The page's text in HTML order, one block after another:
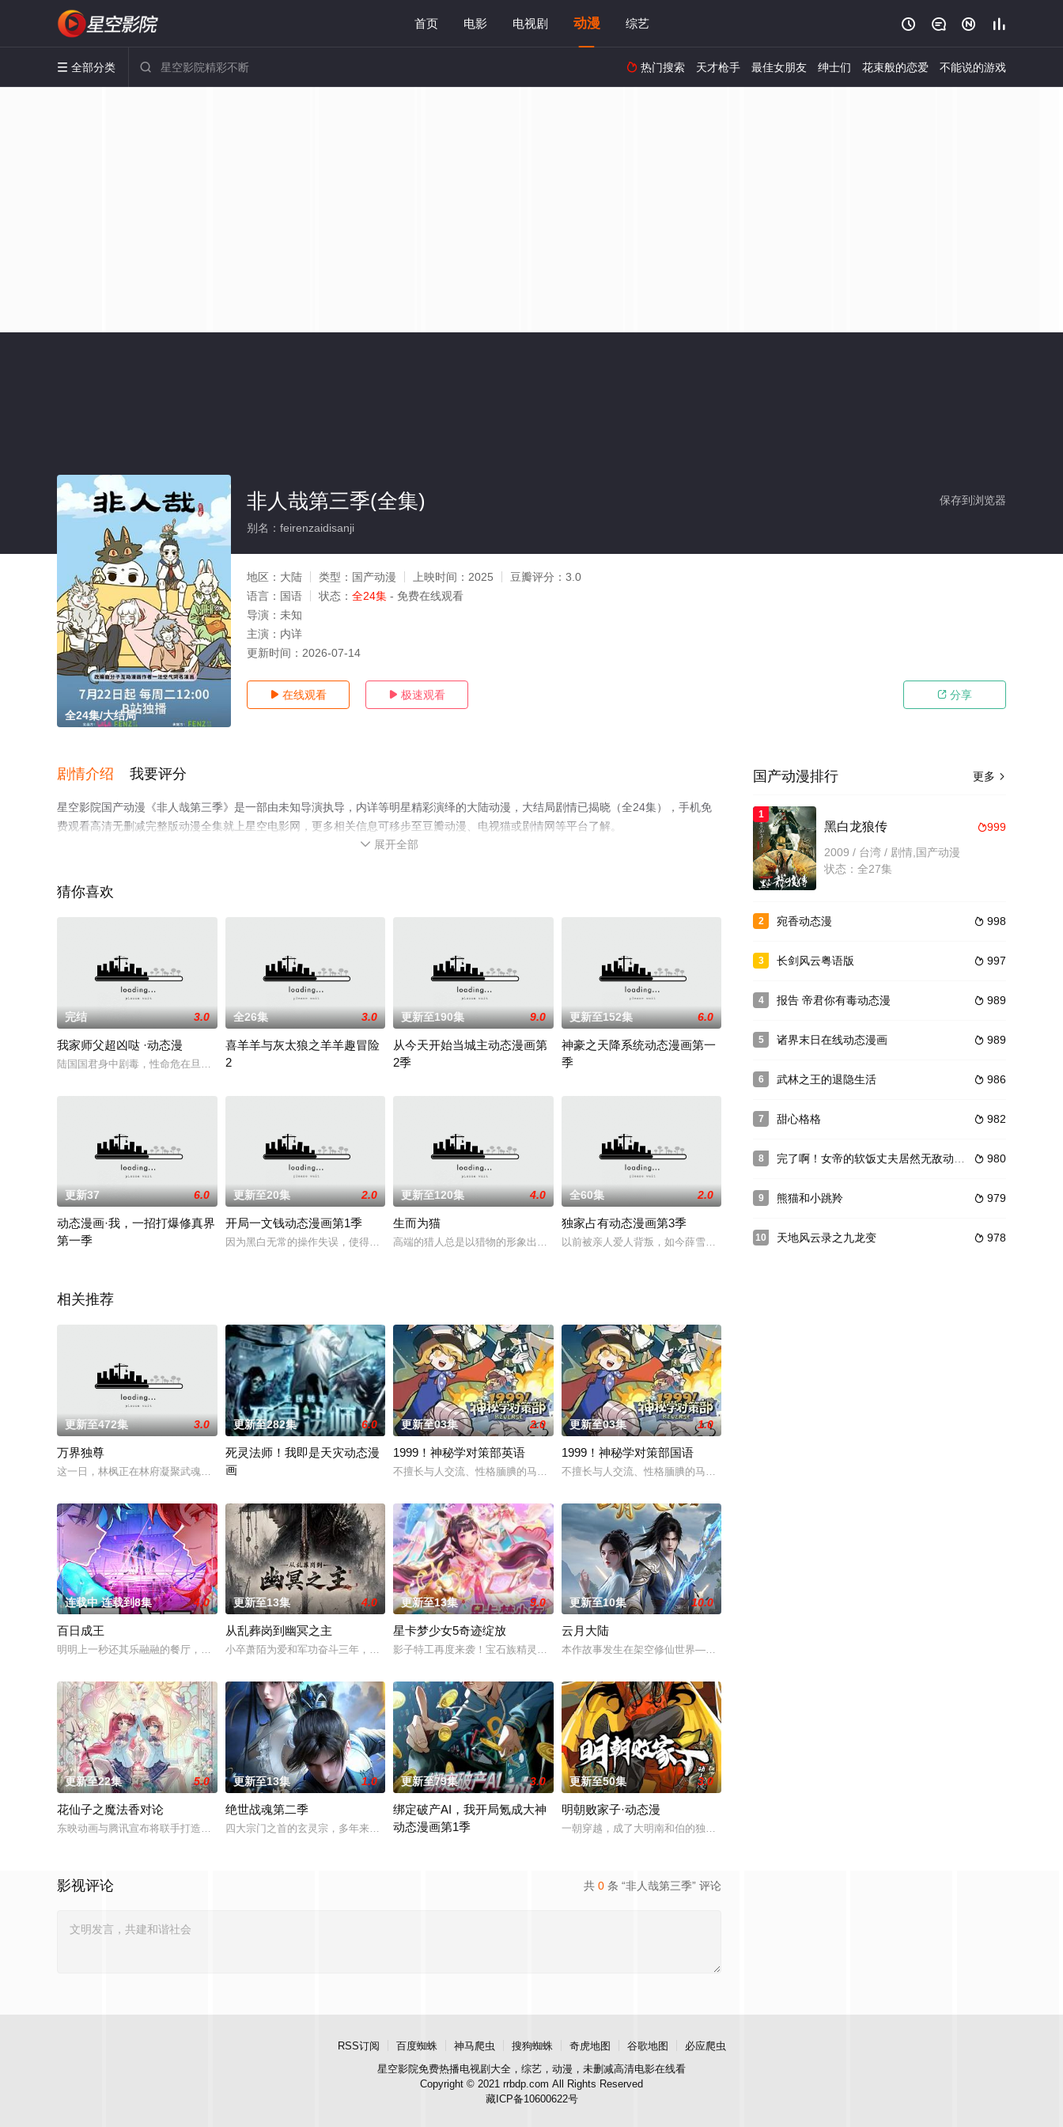
首页 电影 电视剧 动漫 综艺    
 全部分类   热门搜索 天才枪手 最佳女朋友 绅士们 花束般的恋爱 不能说的游戏
全24集/大结局
保存到浏览器
非人哉第三季(全集)
别名：feirenzaidisanji
地区： 大陆 类型： 国产动漫 上映时间： 2025 豆瓣评分： 3.0
语言： 国语 状态： 全24集 - 免费在线观看
导演： 未知
主演： 内详
更新时间： 2026-07-14
 在线观看  极速观看  分享
剧情介绍 我要评分
星空影院国产动漫《非人哉第三季》是一部由未知导演执导，内详等明星精彩演绎的大陆动漫，大结局剧情已揭晓（全24集），手机免
费观看高清无删减完整版动漫全集就上星空电影网，更多相关信息可移步至豆瓣动漫、电视猫或剧情网等平台了解。
 展开全部
猜你喜欢
完结 3.0
我家师父超凶哒 ·动态漫
陆国国君身中剧毒，性命危在旦夕，消失5年的儿子陆尘强势归来，一改以往废柴的人设，摇身一变成为实力强横又多金的存在，只见他不费吹灰之力，拯救陆国于水火之
全26集 3.0
喜羊羊与灰太狼之羊羊趣冒险
2
喜羊羊与小伙伴们出发去帮助昆虫邻居啦！这里有爱演戏的瓢瓢，劲爆蟋蟀男团“嘻嘻三虫奏”，还有神秘的螳螂女侠。他们和朋友一起，带来了更多的欢笑和奇趣的冒险
更新至190集 9.0
从今天开始当城主动态漫画第
2季
当游戏宅男穿越异界，御姐猫耳娘，萝莉狐耳娘，软妹兔耳娘……这不是动物园！这是一个弱肉强食却又奇妙的异世界！一场真实的策略性游戏，
更新至152集 6.0
神豪之天降系统动态漫画第一
季
更新37 6.0
动态漫画·我，一招打爆修真界
第一季
更新至20集 2.0
开局一文钱动态漫画第1季
因为黑白无常的操作失误，使得青年富豪柳云提前离世，但是作为商场上叱诧风云的人物，柳云并未放弃，而是利用黑白无常的失误，和她们谈判并得以重生在古代。 重
更新至120集 4.0
生而为猫
高端的猎人总是以猎物的形象出现——当人们以为是自己掌控了可爱的猫咪、洋洋得意时，内心就已经被完全俘获了！ 没错，故事就起源于一个由
全60集 2.0
独家占有动态漫画第3季
以前被亲人爱人背叛，如今薛雪要站在巅峰，不再低到尘埃，只是原本一个人的她意外邂逅到那个庞大世家
相关推荐
更新至472集 3.0
万界独尊
这一日，林枫正在林府凝聚武魂，不想，他才刚将剑武魂修炼成雏形，未婚妻姬漫夭就趁机夺走了他的武魂，还导致其差点吐血身亡。与此同时，林枫的精神进入到了葬神
更新至282集 6.0
死灵法师！我即是天灾动态漫
画
更新至03集 2.0
1999！神秘学对策部英语
不擅长与人交流、性格腼腆的马库斯在一场乌龙中意外成为了“神秘学事件对策部”的负责人。面对星锑、兔毛手袋等一众行事乖张、性格跳脱的怪咖
更新至03集 1.0
1999！神秘学对策部国语
不擅长与人交流、性格腼腆的马库斯在一场乌龙中意外成为了“神秘学事件对策部”的负责人。面对星锑、兔毛
连载中 连载到8集 4.0
百日成王
明明上一秒还其乐融融的餐厅，下一秒竟然血流成河……明明是爱民如子的君王下一秒竟然变成嗜血凶兽……“明”失去了一切在乎的人，这个糟糕的王真的很糟糕！我要
更新至13集 4.0
从乱葬岗到幽冥之主
小卒萧陌为爱和军功奋斗三年，却被恋人柳莺儿与将军之子赵昊联手背叛，残忍杀害后抛尸乱葬岗。濒死之际，他唤醒了上古魔刀“幽冥”，获得驱使阴兵之力，化身“活
更新至13集 9.0
星卡梦少女5奇迹绽放
影子特工再度来袭！宝石族精灵竟然成了关键所在！东方桃子与伙伴们一边为救治师父森木宇冲击仙蜜试炼赛冠军，一边暗中追查潜伏在参赛者中
更新至10集 10.0
云月大陆
本作故事发生在架空修仙世界——云月大陆。大陆鼎盛时期由浣溪沙、赤霞峰、风吟山庄、无尘岛、轩辕门五
更新至22集 5.0
花仙子之魔法香对论
东映动画与腾讯宣布将联手打造『花仙子』全新动画新作将继承经典、结合潮流、呈现崭新的花仙子世界
更新至13集 1.0
绝世战魂第二季
四大宗门之首的玄灵宗，多年来第一次来临水城选拔弟子，方秦两家围绕这一个将决定二者命运的契机，展开明争暗斗。最终，秦南依靠潜心修炼、绝佳天资以及奇遇所得
更新至79集 3.0
绑定破产AI，我开局氪成大神
动态漫画第1季
更新至50集 3.0
明朝败家子·动态漫
一朝穿越，成了大明南和伯的独子，一个京城恶少，十足的人渣败类，败家子中的败家子。
共 0 条 “非人哉第三季” 评论
影视评论
更多 
国产动漫排行
1
999
黑白龙狼传
2009 / 台湾 / 剧情,国产动漫
状态：全27集
2  998
宛香动态漫
3  997
长剑风云粤语版
4  989
报告 帝君你有毒动态漫
5  989
诸界末日在线动态漫画
6  986
武林之王的退隐生活
7  982
甜心格格
8  980
完了啊！女帝的软饭丈夫居然无敌动态漫
9  979
熊猫和小跳羚
10  978
天地风云录之九龙变
RSS订阅 百度蜘蛛 神马爬虫 搜狗蜘蛛 奇虎地图 谷歌地图
必应爬虫
星空影院免费热播电视剧大全，综艺，动漫，未删减高清电影在线看
Copyright © 2021 rrbdp.com All Rights Reserved
藏ICP备10600622号